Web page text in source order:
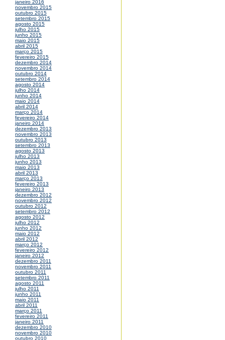
janeiro 2016
novembro 2015
outubro 2015
setembro 2015
agosto 2015
julho 2015
junho 2015
maio 2015
abril 2015
março 2015
fevereiro 2015
dezembro 2014
novembro 2014
outubro 2014
setembro 2014
agosto 2014
julho 2014
junho 2014
maio 2014
abril 2014
março 2014
fevereiro 2014
janeiro 2014
dezembro 2013
novembro 2013
outubro 2013
setembro 2013
agosto 2013
julho 2013
junho 2013
maio 2013
abril 2013
março 2013
fevereiro 2013
janeiro 2013
dezembro 2012
novembro 2012
outubro 2012
setembro 2012
agosto 2012
julho 2012
junho 2012
maio 2012
abril 2012
março 2012
fevereiro 2012
janeiro 2012
dezembro 2011
novembro 2011
outubro 2011
setembro 2011
agosto 2011
julho 2011
junho 2011
maio 2011
abril 2011
março 2011
fevereiro 2011
janeiro 2011
dezembro 2010
novembro 2010
outubro 2010